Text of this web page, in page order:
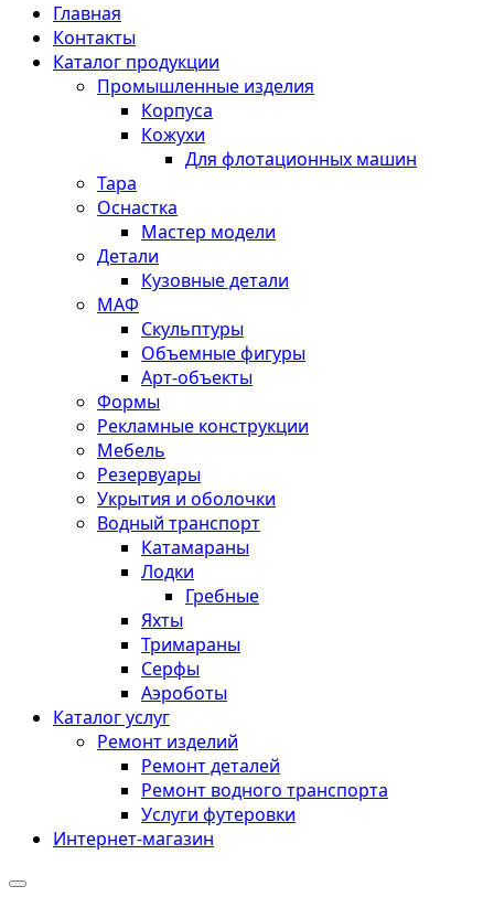
Главная
Контакты
Каталог продукции
Промышленные изделия
Корпуса
Кожухи
Для флотационных машин
Тара
Оснастка
Мастер модели
Детали
Кузовные детали
МАФ
Скульптуры
Объемные фигуры
Арт-объекты
Формы
Рекламные конструкции
Мебель
Резервуары
Укрытия и оболочки
Водный транспорт
Катамараны
Лодки
Гребные
Яхты
Тримараны
Серфы
Аэроботы
Каталог услуг
Ремонт изделий
Ремонт деталей
Ремонт водного транспорта
Услуги футеровки
Интернет-магазин